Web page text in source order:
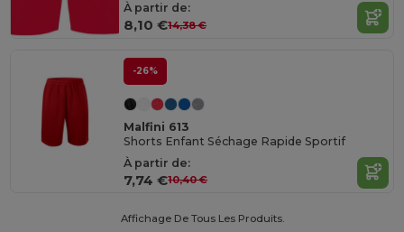
À partir de:
8,10 €14,38 €
-26%
Malfini 613
Shorts Enfant Séchage Rapide Sportif
À partir de:
7,74 €10,40 €
Affichage De Tous Les Produits.